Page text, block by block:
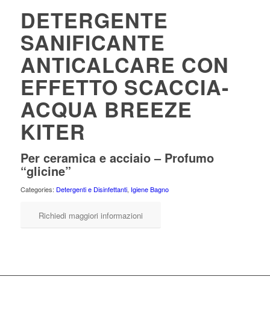
DETERGENTE
SANIFICANTE
ANTICALCARE CON
EFFETTO SCACCIA-
ACQUA BREEZE
KITER
Per ceramica e acciaio – Profumo
“glicine”
Categories: Detergenti e Disinfettanti, Igiene Bagno
Richiedi maggiori informazioni